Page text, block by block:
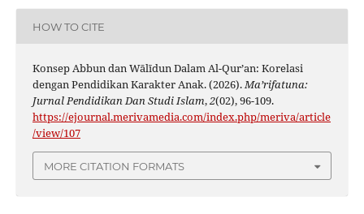
HOW TO CITE
Konsep Abbun dan Wālīdun Dalam Al-Qur’an: Korelasi
dengan Pendidikan Karakter Anak. (2026).Ma’rifatuna:
Jurnal Pendidikan Dan Studi Islam,2(02), 96-109.
https://ejournal.merivamedia.com/index.php/meriva/article
/view/107
MORE CITATION FORMATS